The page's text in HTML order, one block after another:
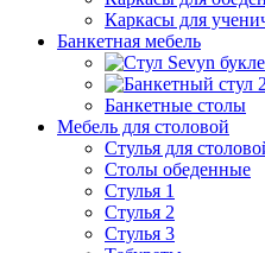
Каркасы для
Банкетная мебель
Банкетные столы
Мебель для столовой
Стулья для
Столы обеденные
Стулья 1
Стулья 2
Стулья 3